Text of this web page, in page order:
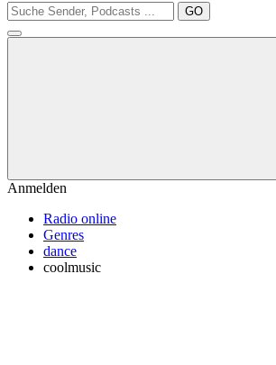
GO
Anmelden
Radio online
Genres
dance
coolmusic